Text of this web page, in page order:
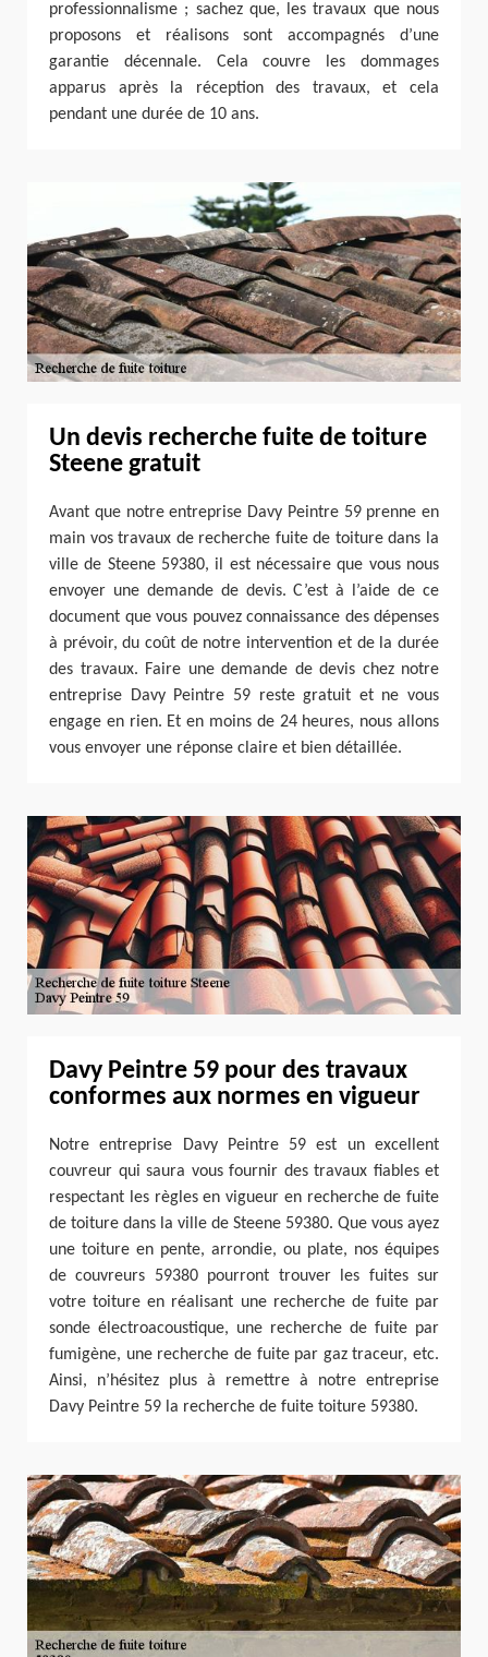
professionnalisme ; sachez que, les travaux que nous
proposons et réalisons sont accompagnés d’une
garantie décennale. Cela couvre les dommages
apparus après la réception des travaux, et cela
pendant une durée de 10 ans.
Un devis recherche fuite de toiture
Steene gratuit
Avant que notre entreprise Davy Peintre 59 prenne en
main vos travaux de recherche fuite de toiture dans la
ville de Steene 59380, il est nécessaire que vous nous
envoyer une demande de devis. C’est à l’aide de ce
document que vous pouvez connaissance des dépenses
à prévoir, du coût de notre intervention et de la durée
des travaux. Faire une demande de devis chez notre
entreprise Davy Peintre 59 reste gratuit et ne vous
engage en rien. Et en moins de 24 heures, nous allons
vous envoyer une réponse claire et bien détaillée.
Davy Peintre 59 pour des travaux
conformes aux normes en vigueur
Notre entreprise Davy Peintre 59 est un excellent
couvreur qui saura vous fournir des travaux fiables et
respectant les règles en vigueur en recherche de fuite
de toiture dans la ville de Steene 59380. Que vous ayez
une toiture en pente, arrondie, ou plate, nos équipes
de couvreurs 59380 pourront trouver les fuites sur
votre toiture en réalisant une recherche de fuite par
sonde électroacoustique, une recherche de fuite par
fumigène, une recherche de fuite par gaz traceur, etc.
Ainsi, n’hésitez plus à remettre à notre entreprise
Davy Peintre 59 la recherche de fuite toiture 59380.